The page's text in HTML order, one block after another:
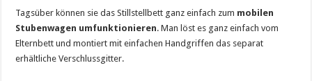
Tagsüber können sie das Stillstellbett ganz einfach zum mobilen
Stubenwagen umfunktionieren. Man löst es ganz einfach vom
Elternbett und montiert mit einfachen Handgriffen das separat
erhältliche Verschlussgitter.